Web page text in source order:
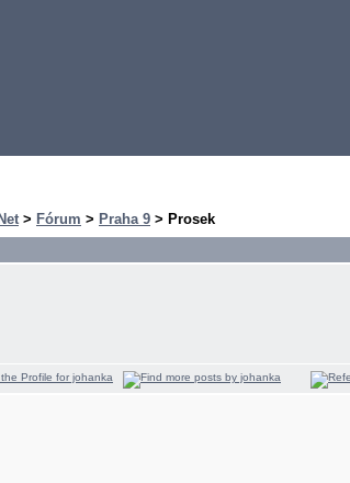
> Fórum > Praha 9 > Prosek